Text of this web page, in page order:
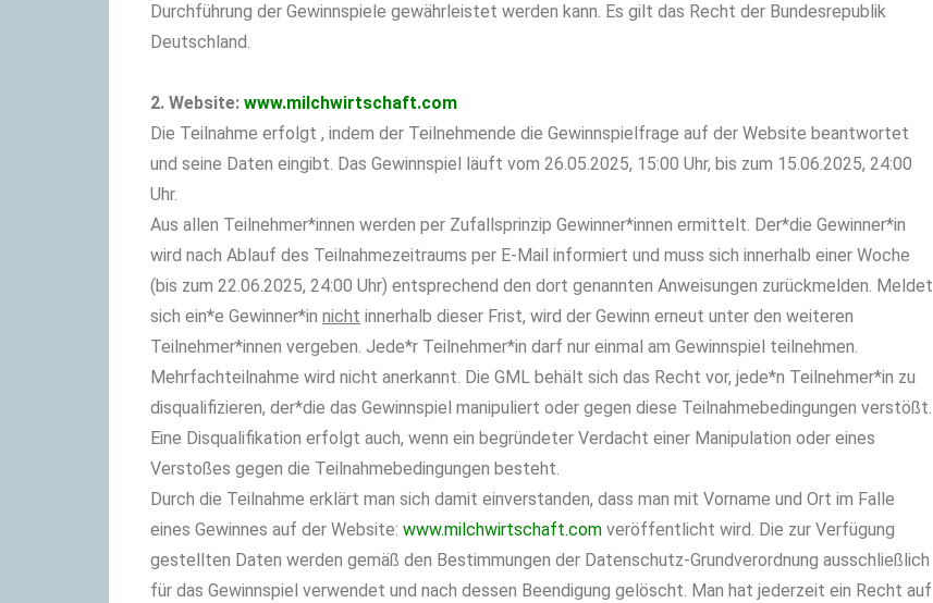
Durchführung der Gewinnspiele gewährleistet werden kann. Es gilt das Recht der Bundesrepublik
Deutschland.
2. Website: www.milchwirtschaft.com
Die Teilnahme erfolgt , indem der Teilnehmende die Gewinnspielfrage auf der Website beantwortet
und seine Daten eingibt. Das Gewinnspiel läuft vom 26.05.2025, 15:00 Uhr, bis zum 15.06.2025, 24:00
Uhr.
Aus allen Teilnehmer*innen werden per Zufallsprinzip Gewinner*innen ermittelt. Der*die Gewinner*in
wird nach Ablauf des Teilnahmezeitraums per E-Mail informiert und muss sich innerhalb einer Woche
(bis zum 22.06.2025, 24:00 Uhr) entsprechend den dort genannten Anweisungen zurückmelden. Meldet
sich ein*e Gewinner*in nicht innerhalb dieser Frist, wird der Gewinn erneut unter den weiteren
Teilnehmer*innen vergeben. Jede*r Teilnehmer*in darf nur einmal am Gewinnspiel teilnehmen.
Mehrfachteilnahme wird nicht anerkannt. Die GML behält sich das Recht vor, jede*n Teilnehmer*in zu
disqualifizieren, der*die das Gewinnspiel manipuliert oder gegen diese Teilnahmebedingungen verstößt.
Eine Disqualifikation erfolgt auch, wenn ein begründeter Verdacht einer Manipulation oder eines
Verstoßes gegen die Teilnahmebedingungen besteht.
Durch die Teilnahme erklärt man sich damit einverstanden, dass man mit Vorname und Ort im Falle
eines Gewinnes auf der Website: www.milchwirtschaft.com veröffentlicht wird. Die zur Verfügung
gestellten Daten werden gemäß den Bestimmungen der Datenschutz-Grundverordnung ausschließlich
für das Gewinnspiel verwendet und nach dessen Beendigung gelöscht. Man hat jederzeit ein Recht auf